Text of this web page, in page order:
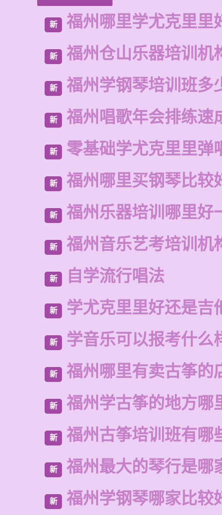
新 福州哪里学尤克里里
新 福州仓山乐器培训机
新 福州学钢琴培训班多
新 福州唱歌年会排练速
新 零基础学尤克里里弹
新 福州哪里买钢琴比较
新 福州乐器培训哪里好
新 福州音乐艺考培训机
新 自学流行唱法
新 学尤克里里好还是吉
新 学音乐可以报考什么
新 福州哪里有卖古筝的
新 福州学古筝的地方哪
新 福州古筝培训班有哪
新 福州最大的琴行是哪
新 福州学钢琴哪家比较